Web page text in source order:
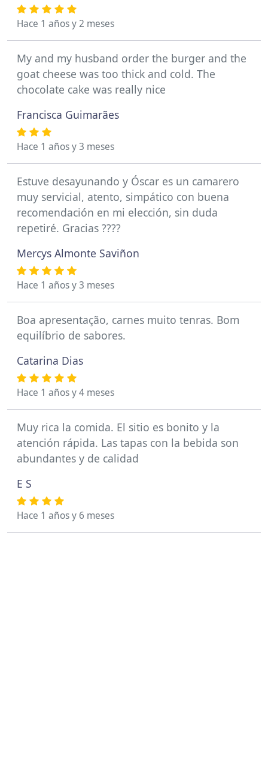
Hace 1 años y 2 meses
My and my husband order the burger and the
goat cheese was too thick and cold. The
chocolate cake was really nice
Francisca Guimarães
Hace 1 años y 3 meses
Estuve desayunando y Óscar es un camarero
muy servicial, atento, simpático con buena
recomendación en mi elección, sin duda
repetiré. Gracias ????
Mercys Almonte Saviñon
Hace 1 años y 3 meses
Boa apresentação, carnes muito tenras. Bom
equilíbrio de sabores.
Catarina Dias
Hace 1 años y 4 meses
Muy rica la comida. El sitio es bonito y la
atención rápida. Las tapas con la bebida son
abundantes y de calidad
E S
Hace 1 años y 6 meses